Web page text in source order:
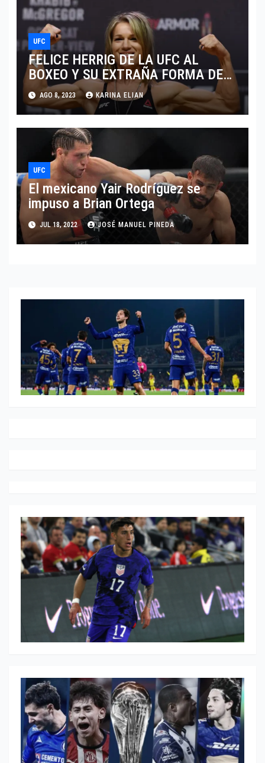
UFC
FELICE HERRIG DE LA UFC AL
BOXEO Y SU EXTRAÑA FORMA DE
VENDER CONTENIDO EN OF
AGO 8, 2023 KARINA ELIAN
UFC
El mexicano Yair Rodríguez se
impuso a Brian Ortega
JUL 18, 2022 JOSÉ MANUEL PINEDA